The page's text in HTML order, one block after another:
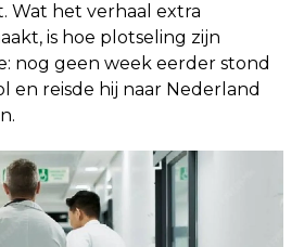
Wat het verhaal extra
is hoe plotseling zijn
nog geen week eerder stond
en reisde hij naar Nederland